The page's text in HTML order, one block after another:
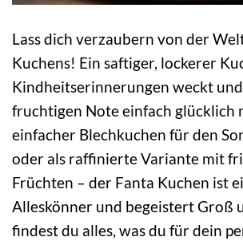
Lass dich verzaubern von der
Kuchens! Ein saftiger, lockerer
Kindheitserinnerungen weckt
fruchtigen Note einfach glücklich
einfacher Blechkuchen für den
oder als raffinierte Variante mit
Früchten – der Fanta Kuchen ist
Alleskönner und begeistert Groß
findest du alles, was du für dein